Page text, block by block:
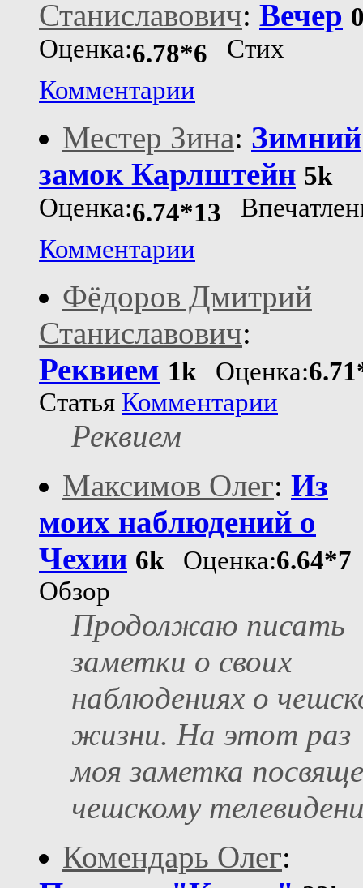
Станиславович: Вечер
Оценка:6.78*6 Стих
Комментарии
Местер Зина: Зимний
замок Карлштейн 5k
Оценка:6.74*13
Комментарии
Фёдоров Дмитрий
Станиславович:
Реквием 1kОценка:
Статья Комментарии
Реквием
Максимов Олег: Из
моих наблюдений о
Чехии 6kОценка:6.64*7
Обзор
Продолжаю писать
заметки о своих
наблюдениях о
жизни. На этот раз
моя заметка
чешскому
Комендарь Олег: